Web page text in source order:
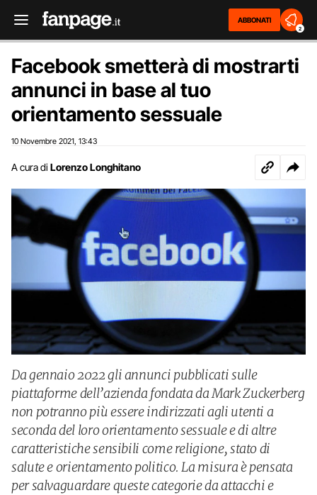
ABBONATI
2
Facebook smetterà di mostrarti
annunci in base al tuo
orientamento sessuale
10 Novembre 2021 13:43
A cura di Lorenzo Longhitano
Da gennaio 2022 gli annunci pubblicati sulle
piattaforme dell’azienda fondata da Mark Zuckerberg
non potranno più essere indirizzati agli utenti a
seconda del loro orientamento sessuale e di altre
caratteristiche sensibili come religione, stato di
salute e orientamento politico. La misura è pensata
per salvaguardare queste categorie da attacchi e